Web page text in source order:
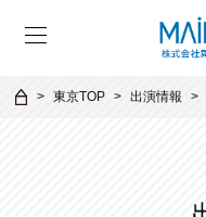
東京TOP 出演情報